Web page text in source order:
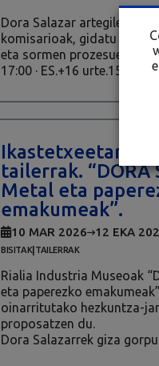
Dora Salazar artegileak,
komisarioak, gidatu
eta sormen prozesuetan
17:00 · ES.+16 urte.15
Ikastetxeetarako
tailerrak. “DORA
Metal eta
emakumeak”.
10 MAR 2026 12 EKA
BISITAK| TAILERRAK
Rialia Industria Museoak
eta paperezko
oinarritutako hezkuntza-
proposatzen du.
Dora Salazarrek giza